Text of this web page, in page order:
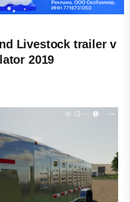
Livestock trailer v
2019